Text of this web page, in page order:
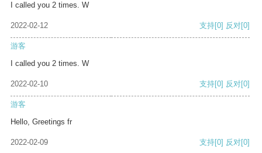
I called you 2 times. W
2022-02-12 支持[0] 反对[0]
游客
I called you 2 times. W
2022-02-10 支持[0] 反对[0]
游客
Hello, Greetings fr
2022-02-09 支持[0] 反对[0]